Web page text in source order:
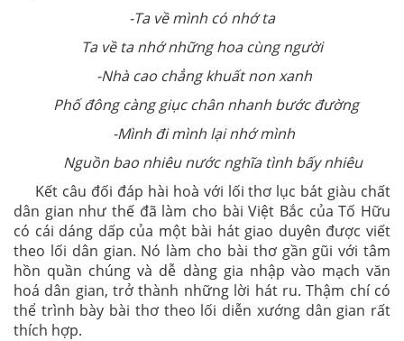
-Ta về mình có nhớ ta
Ta về ta nhớ những hoa cùng người
-Nhà cao chẳng khuất non xanh
Phố đông càng giục chân nhanh bước đường
-Mình đi mình lại nhớ mình
Nguồn bao nhiêu nước nghĩa tình bấy nhiêu
Kết câu đối đáp hài hoà với lối thơ lục bát giàu chất
dân gian như thế đã làm cho bài Việt Bắc của Tố Hữu
có cái dáng dấp của một bài hát giao duyên được viết
theo lối dân gian. Nó làm cho bài thơ gần gũi với tâm
hồn quần chúng và dễ dàng gia nhập vào mạch văn
hoá dân gian, trở thành những lời hát ru. Thậm chí có
thể trình bày bài thơ theo lối diễn xướng dân gian rất
thích hợp.